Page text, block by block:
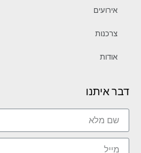
אירועים
צרכנות
אודות
דבר איתנו